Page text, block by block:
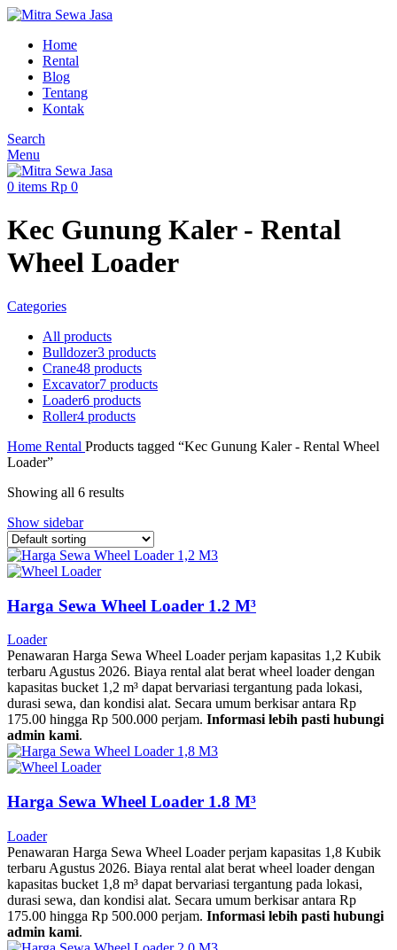
Home
Rental
Blog
Tentang
Kontak
Search
Menu
0 items Rp 0
Kec Gunung Kaler - Rental
Wheel Loader
Categories
All products
Bulldozer3 products
Crane48 products
Excavator7 products
Loader6 products
Roller4 products
Home Rental Products tagged “Kec Gunung Kaler - Rental Wheel
Loader”
Showing all 6 results
Show sidebar
Harga Sewa Wheel Loader 1.2 M³
Loader
Penawaran Harga Sewa Wheel Loader perjam kapasitas 1,2 Kubik
terbaru Agustus 2026. Biaya rental alat berat wheel loader dengan
kapasitas bucket 1,2 m³ dapat bervariasi tergantung pada lokasi,
durasi sewa, dan kondisi alat. Secara umum berkisar antara Rp
175.00 hingga Rp 500.000 perjam. Informasi lebih pasti hubungi
admin kami.
Harga Sewa Wheel Loader 1.8 M³
Loader
Penawaran Harga Sewa Wheel Loader perjam kapasitas 1,8 Kubik
terbaru Agustus 2026. Biaya rental alat berat wheel loader dengan
kapasitas bucket 1,8 m³ dapat bervariasi tergantung pada lokasi,
durasi sewa, dan kondisi alat. Secara umum berkisar antara Rp
175.00 hingga Rp 500.000 perjam. Informasi lebih pasti hubungi
admin kami.